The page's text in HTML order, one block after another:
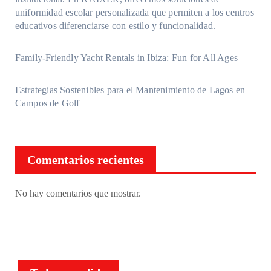
uniformidad escolar personalizada que permiten a los centros
educativos diferenciarse con estilo y funcionalidad.
Family-Friendly Yacht Rentals in Ibiza: Fun for All Ages
Estrategias Sostenibles para el Mantenimiento de Lagos en
Campos de Golf
Comentarios recientes
No hay comentarios que mostrar.